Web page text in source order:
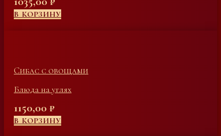
В КОРЗИНУ
Сибас с овощами
Блюда на углях
1150,00 ₽
В КОРЗИНУ